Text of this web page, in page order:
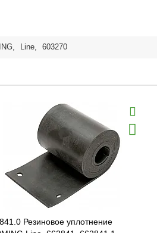
, Line, 603270
Резиновое уплотнение